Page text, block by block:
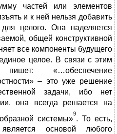
частей или элементов
и к ней нельзя добавить
целого. Она наделяется
общей конструктивной
все компоненты будущего
целое. В связи с этим
«…обеспечение
– это уже решение
задачи, ибо нет
она всегда решается на
системы»
9
. То есть,
основой любого